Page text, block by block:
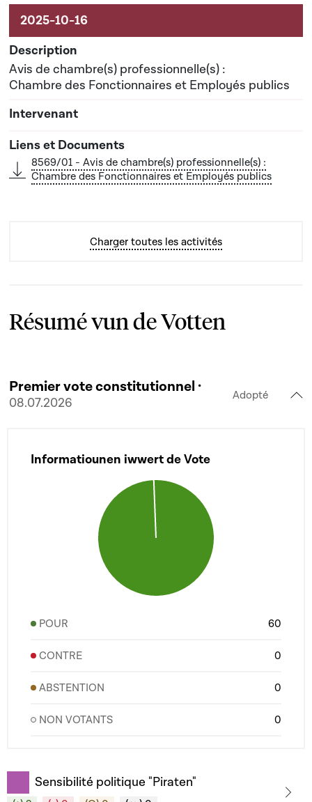
Avis de chambre(s) professionnelle(s) :
Chambre des Fonctionnaires et Employés publics
8569/01 - Avis de chambre(s) professionnelle(s) :
Chambre des Fonctionnaires et Employés publics
Charger toutes les activités
Résumé vun de Votten
Premier vote constitutionnel ·
08.07.2026
Adopté
Informatiounen iwwert de Vote
POUR 60
CONTRE 0
ABSTENTION 0
NON VOTANTS 0
Sensibilité politique "Piraten"